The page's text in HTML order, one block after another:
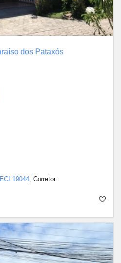
dos Pataxós
19044, Corretor